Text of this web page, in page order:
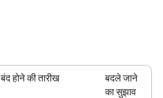
बंद होने की तारीख
बदले जाने
का सुझाव